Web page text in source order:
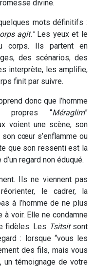
divine.
mots définitifs :
agit." Les yeux et le
corps. Ils partent en
des scénarios, des
interprète, les amplifie,
finit par suivre.
donc que l’homme
“Méraglim”
voient une scène, son
cœur s’enflamme ou
que son ressenti est la
regard non éduqué.
Ils ne viennent pas
le cadrer, la
à l’homme de ne plus
à voir. Elle ne condamne
fidèles. Les Tsitsitsont
: lorsque “vous les
des fils, mais vous
un témoignage de votre